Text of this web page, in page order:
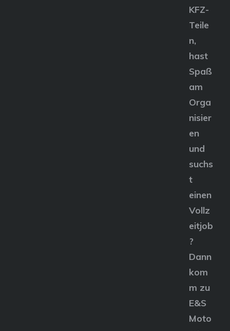
KFZ-
Teile
n,
hast
Spaß
am
Orga
nisier
en
und
suchs
t
einen
Vollz
eitjob
?
Dann
kom
m zu
E&S
Moto